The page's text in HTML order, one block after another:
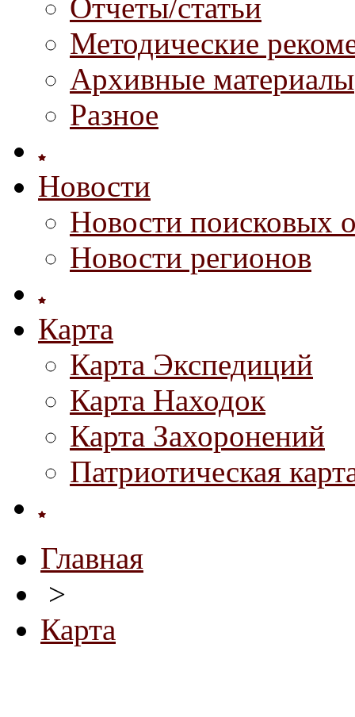
Отчеты/статьи
Методические
Архивные материалы
Разное
Новости
Новости поисковых
Новости регионов
Карта
Карта Экспедиций
Карта Находок
Карта Захоронений
Патриотическая
Главная
>
Карта